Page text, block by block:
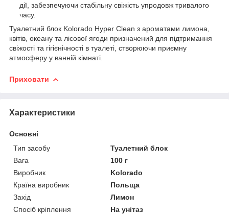
дії, забезпечуючи стабільну свіжість упродовж тривалого
часу.
Туалетний блок Kolorado Hyper Clean з ароматами лимона,
квітів, океану та лісової ягоди призначений для підтримання
свіжості та гігієнічності в туалеті, створюючи приємну
атмосферу у ванній кімнаті.
Приховати
Характеристики
Основні
Тип засобу
Туалетний блок
Вага
100 г
Виробник
Kolorado
Країна виробник
Польща
Захід
Лимон
Спосіб кріплення
На унітаз